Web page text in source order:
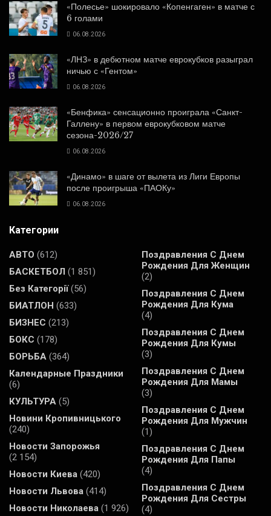
«Полесье» шокировало «Копенгаген» в матче с
6 голами
06.08.2026
«ЛНЗ» в дебютном матче еврокубков разыграл
ничью с «Гентом»
06.08.2026
«Бенфика» сенсационно проиграла «Санкт-
Галлену» в первом еврокубковом матче
сезона-2026/27
06.08.2026
«Динамо» в шаге от вылета из Лиги Европы
после проигрыша «ПАОКу»
06.08.2026
Категории
АВТО (612)
БАСКЕТБОЛ (1 851)
Без Категорії(56)
БИАТЛОН (633)
БИЗНЕС (213)
БОКС (178)
БОРЬБА (364)
Календарные Праздники
(6)
КУЛЬТУРА (5)
Новини Кропивницького
(240)
Новости Запорожья
(2 154)
Новости Киева (420)
Новости Львова (414)
Новости Николаева (1 926)
Поздравления С Днем
Рождения Для Женщин
(2)
Поздравления С Днем
Рождения Для Кума
(4)
Поздравления С Днем
Рождения Для Кумы
(3)
Поздравления С Днем
Рождения Для Мамы
(3)
Поздравления С Днем
Рождения Для Мужчин
(1)
Поздравления С Днем
Рождения Для Папы
(4)
Поздравления С Днем
Рождения Для Сестры
(4)